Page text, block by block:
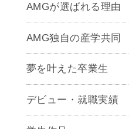
AMGが選ばれる理由
AMG独自の産学共同
夢を叶えた卒業生
デビュー・就職実績